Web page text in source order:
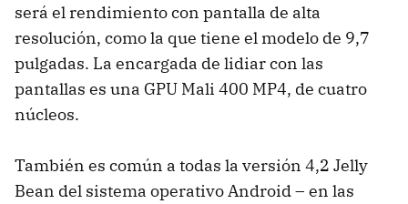
será el rendimiento con pantalla de alta
resolución, como la que tiene el modelo de 9,7
pulgadas. La encargada de lidiar con las
pantallas es una GPU Mali 400 MP4, de cuatro
núcleos.
También es común a todas la versión 4,2 Jelly
Bean del sistema operativo Android – en las